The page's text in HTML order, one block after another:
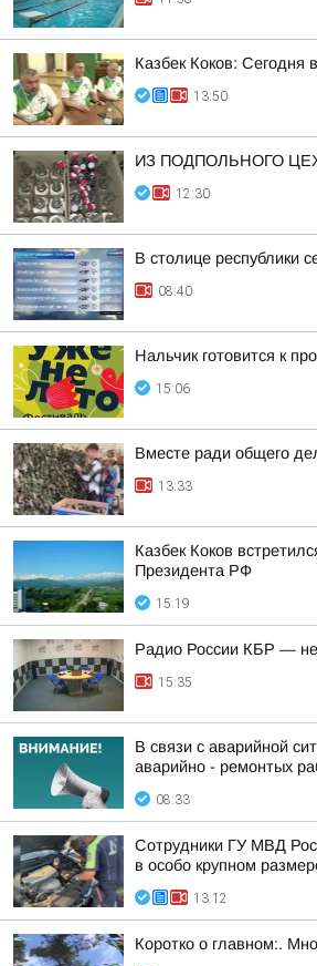
Казбек Коков: Сегодня
13:50
ИЗ ПОДПОЛЬНОГО
12:30
В столице республики
08:40
Нальчик готовится к
15:06
Вместе ради общего
13:33
Казбек Коков
Президента РФ
15:19
Радио России КБР —
15:35
В связи с аварийной
аварийно - ремонтых
08:33
Сотрудники ГУ МВД
в особо крупном
13:12
Коротко о главном:.